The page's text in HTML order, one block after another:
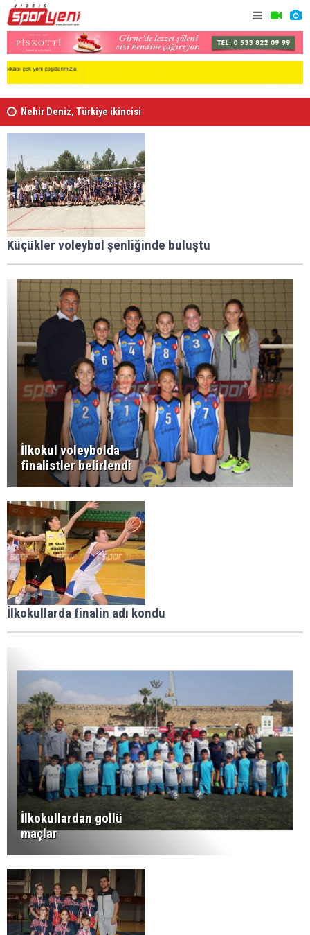
Nehir Deniz, Türkiye ikincisi
Küçükler voleybol şenliğinde buluştu
İlkokul voleybolda
finalistler belirlendi
İlkokullarda finalin adı kondu
İlkokullardan gollü
maçlar